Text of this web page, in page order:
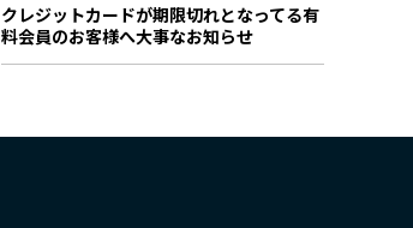
クレジットカードが期限切れとなってる有
料会員のお客様へ大事なお知らせ